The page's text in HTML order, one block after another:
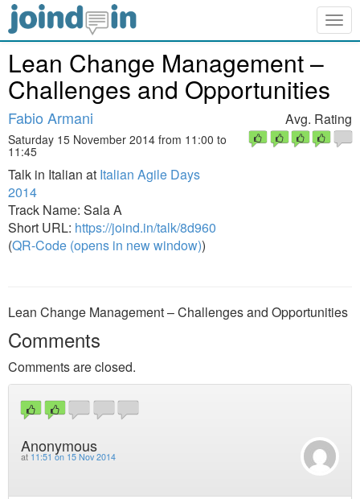
Lean Change Management –
Challenges and Opportunities
Fabio Armani
Saturday 15 November 2014 from 11:00 to
11:45
Talk in Italian at Italian Agile Days
2014
Track Name: Sala A
Short URL: https://joind.in/talk/8d960
(QR-Code (opens in new window))
Avg. Rating
Lean Change Management – Challenges and Opportunities
Comments
Comments are closed.
Anonymous
at 11:51 on 15 Nov 2014